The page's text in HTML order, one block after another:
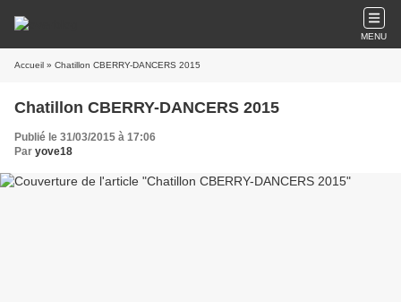
MENU
Accueil » Chatillon CBERRY-DANCERS 2015
Chatillon CBERRY-DANCERS 2015
Publié le 31/03/2015 à 17:06
Par yove18